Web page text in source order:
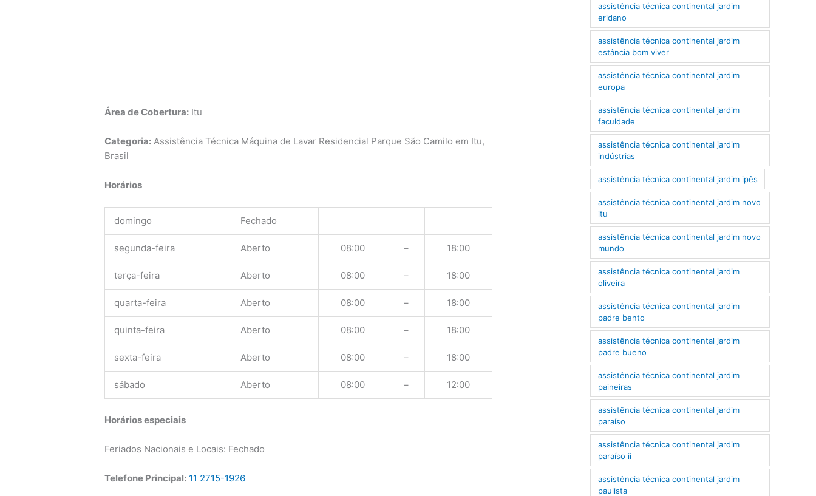
Área de Cobertura: Itu
Categoria: Assistência Técnica Máquina de Lavar Residencial Parque São Camilo em Itu,
Brasil
Horários
domingo Fechado
segunda-feira Aberto 08:00 – 18:00
terça-feira Aberto 08:00 – 18:00
quarta-feira Aberto 08:00 – 18:00
quinta-feira Aberto 08:00 – 18:00
sexta-feira Aberto 08:00 – 18:00
sábado Aberto 08:00 – 12:00
Horários especiais
Feriados Nacionais e Locais: Fechado
Telefone Principal: 11 2715-1926
assistência técnica continental jardim
eridano
assistência técnica continental jardim
estância bom viver
assistência técnica continental jardim
europa
assistência técnica continental jardim
faculdade
assistência técnica continental jardim
indústrias
assistência técnica continental jardim ipês
assistência técnica continental jardim novo
itu
assistência técnica continental jardim novo
mundo
assistência técnica continental jardim
oliveira
assistência técnica continental jardim
padre bento
assistência técnica continental jardim
padre bueno
assistência técnica continental jardim
paineiras
assistência técnica continental jardim
paraíso
assistência técnica continental jardim
paraíso ii
assistência técnica continental jardim
paulista